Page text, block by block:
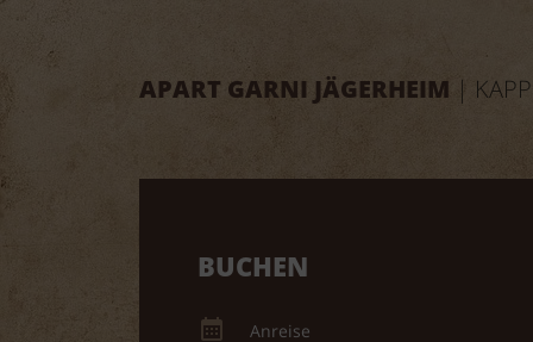
APART GARNI JÄGERHEIM |
BUCHEN